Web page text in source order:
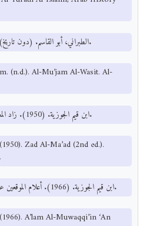
الطبراني، أبو القاسم. (دون تاريخ). المعجم الوسيط. المكتبة السلفية.
(n.d.). Al-Mu’jam Al-Wasit. Al-
ابن قيم الجوزية. (1950). زاد المعاد (ط2). مطبعة مصطفى البابي.
Zad Al-Ma’ad (2nd ed.).
ابن قيم الجوزية. (1966). أعلام الموقعين عن رب العالمين. (طبعة 1388هـ).
A’lam Al-Muwaqqi’in ‘An